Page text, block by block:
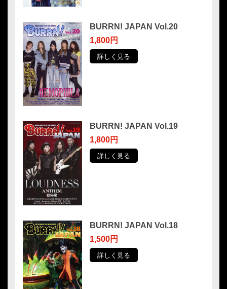
BURRN! JAPAN Vol.20
1,800円
詳しく見る
BURRN! JAPAN Vol.19
1,800円
詳しく見る
BURRN! JAPAN Vol.18
1,500円
詳しく見る